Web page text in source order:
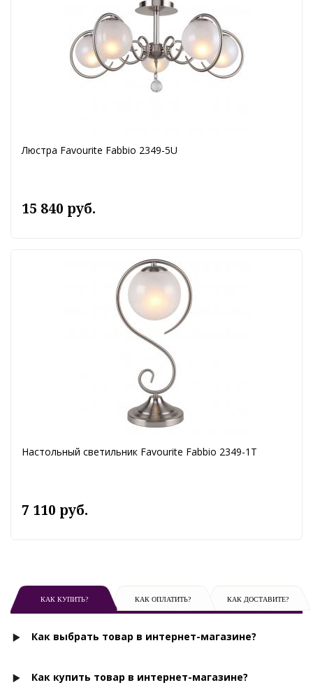
Люстра Favourite Fabbio 2349-5U
15 840 руб.
Настольный светильник Favourite Fabbio 2349-1T
7 110 руб.
КАК КУПИТЬ? КАК ОПЛАТИТЬ? КАК ДОСТАВИТЕ?
Как выбрать товар в интернет-магазине?
Как купить товар в интернет-магазине?